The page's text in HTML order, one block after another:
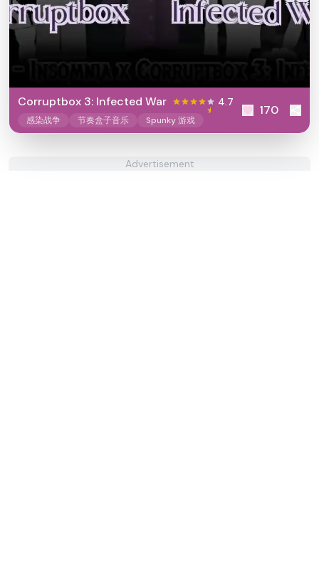
Corruptbox 3: Infected War 4.7
感染战争 节奏盒子音乐 Spunky 游戏
170
Advertisement